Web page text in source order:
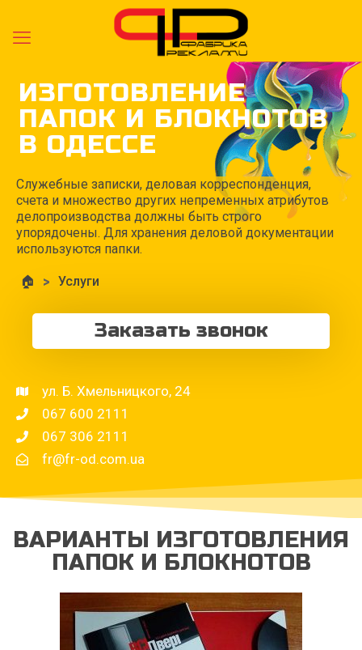
ИЗГОТОВЛЕНИЕ
ПАПОК И БЛОКНОТОВ
В ОДЕССЕ
Служебные записки, деловая корреспонденция,
счета и множество других непременных атрибутов
делопроизводства должны быть строго
упорядочены. Для хранения деловой документации
используются папки.
🏠 > Услуги
Заказать звонок
ул. Б. Хмельницкого, 24
067 600 2111
067 306 2111
fr@fr-od.com.ua
ВАРИАНТЫ ИЗГОТОВЛЕНИЯ
ПАПОК И БЛОКНОТОВ